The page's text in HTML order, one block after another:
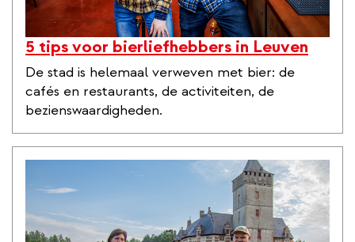
5 tips voor bierliefhebbers in Leuven
De stad is helemaal verweven met bier: de
cafés en restaurants, de activiteiten, de
bezienswaardigheden.